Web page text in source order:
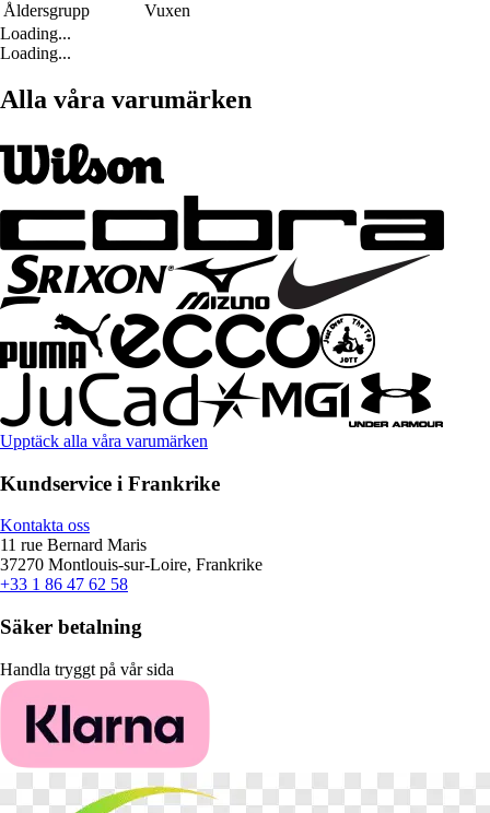
Åldersgrupp
Vuxen
Loading...
Loading...
Alla våra varumärken
Upptäck alla våra varumärken
Kundservice i Frankrike
Kontakta oss
11 rue Bernard Maris
37270 Montlouis-sur-Loire, Frankrike
+33 1 86 47 62 58
Säker betalning
Handla tryggt på vår sida